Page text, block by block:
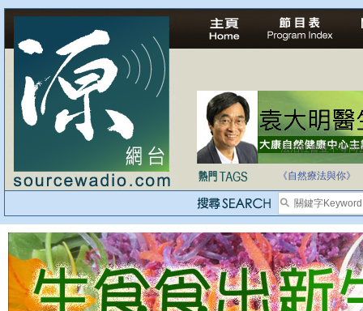
法治社會並不等同
自家教育合法化-
《自然療法與你》